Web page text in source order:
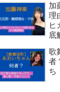
加
理
ヒ
底
歌
者
ち